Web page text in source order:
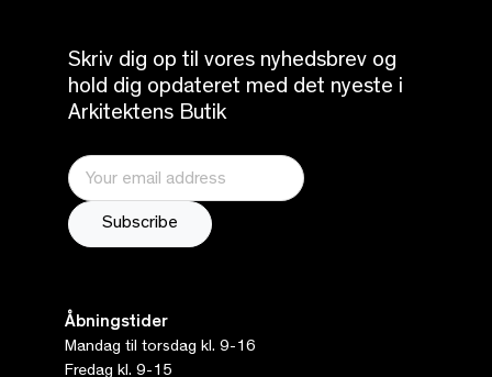
Skriv dig op til vores nyhedsbrev og
hold dig opdateret med det nyeste i
Arkitektens Butik
Åbningstider
Mandag til torsdag kl. 9-16
Fredag kl. 9-15